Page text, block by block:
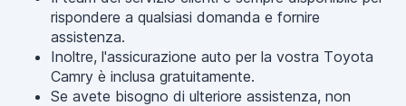
rispondere a qualsiasi domanda e fornire
assistenza.
Inoltre, l'assicurazione auto per la vostra Toyota
Camry è inclusa gratuitamente.
Se avete bisogno di ulteriore assistenza, non